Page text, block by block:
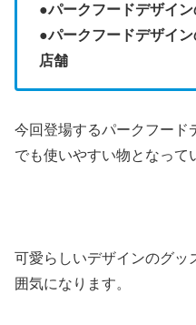
●パークフードデザイ
●パークフードデザイ
店舗
今回登場するパークフード
でも使いやすい物となって
可愛らしいデザインのグッ
囲気になります。